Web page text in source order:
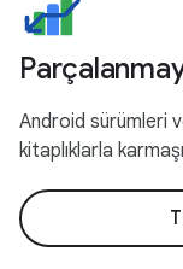
Android sürümleri
kitaplıklarla